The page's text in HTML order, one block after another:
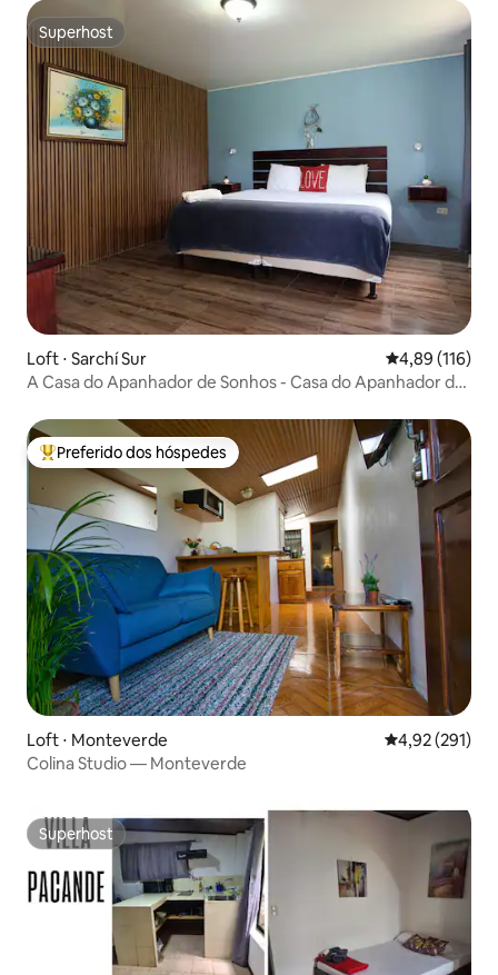
Superhost
Superhost
Loft ⋅ Sarchí Sur 4,89 de uma
4,89 (116)
A Casa do Apanhador de Sonhos - Casa do Apanhador de
Entre os melhores preferidos dos hóspedes
Preferido dos hóspedes
Loft ⋅ Monteverde 4,92 de uma
4,92 (291)
Colina Studio — Monteverde
Superhost
Superhost